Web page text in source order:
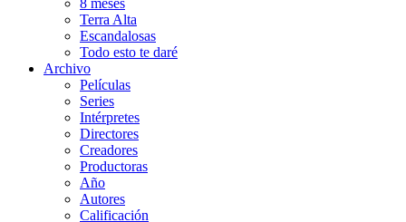
8 meses
Terra Alta
Escandalosas
Todo esto te daré
Archivo
Películas
Series
Intérpretes
Directores
Creadores
Productoras
Año
Autores
Calificación